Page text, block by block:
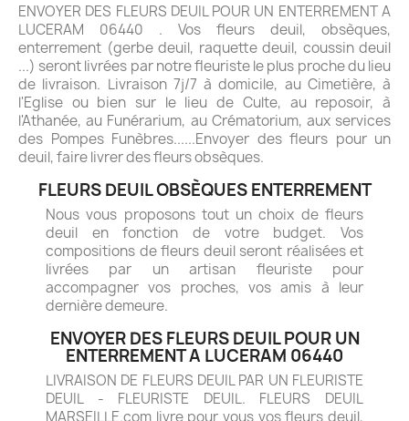
ENVOYER DES FLEURS DEUIL POUR UN ENTERREMENT A
LUCERAM 06440 . Vos fleurs deuil, obsèques,
enterrement (gerbe deuil, raquette deuil, coussin deuil
...) seront livrées par notre fleuriste le plus proche du lieu
de livraison. Livraison 7j/7 à domicile, au Cimetière, à
l'Eglise ou bien sur le lieu de Culte, au reposoir, à
l'Athanée, au Funérarium, au Crématorium, aux services
des Pompes Funèbres......Envoyer des fleurs pour un
deuil, faire livrer des fleurs obsèques.
FLEURS DEUIL OBSÈQUES ENTERREMENT
Nous vous proposons tout un choix de fleurs
deuil en fonction de votre budget. Vos
compositions de fleurs deuil seront réalisées et
livrées par un artisan fleuriste pour
accompagner vos proches, vos amis à leur
dernière demeure.
ENVOYER DES FLEURS DEUIL POUR UN
ENTERREMENT A LUCERAM 06440
LIVRAISON DE FLEURS DEUIL PAR UN FLEURISTE
DEUIL - FLEURISTE DEUIL. FLEURS DEUIL
MARSEILLE.com livre pour vous vos fleurs deuil,